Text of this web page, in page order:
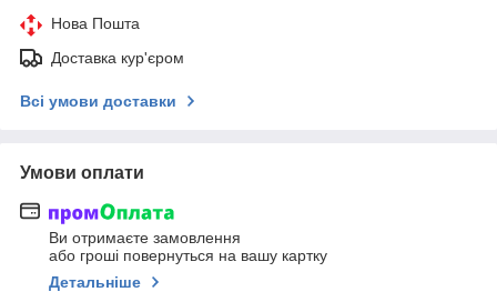
Нова Пошта
Доставка кур'єром
Всі умови доставки
Умови оплати
Ви отримаєте замовлення
або гроші повернуться на вашу картку
Детальніше